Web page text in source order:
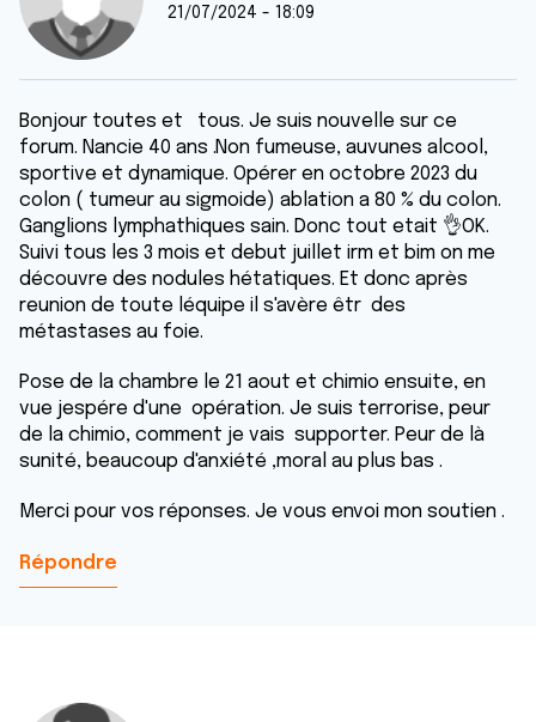
21/07/2024 - 18:09
Bonjour toutes et tous. Je suis nouvelle sur ce
forum. Nancie 40 ans .Non fumeuse, auvunes alcool,
sportive et dynamique. Opérer en octobre 2023 du
colon ( tumeur au sigmoide) ablation a 80 % du colon.
Ganglions lymphathiques sain. Donc tout etait 👌OK.
Suivi tous les 3 mois et debut juillet irm et bim on me
découvre des nodules hétatiques. Et donc après
reunion de toute léquipe il s'avère êtr des
métastases au foie.
Pose de la chambre le 21 aout et chimio ensuite, en
vue jespére d'une opération. Je suis terrorise, peur
de la chimio, comment je vais supporter. Peur de là
sunité, beaucoup d'anxiété ,moral au plus bas .
Merci pour vos réponses. Je vous envoi mon soutien .
Répondre